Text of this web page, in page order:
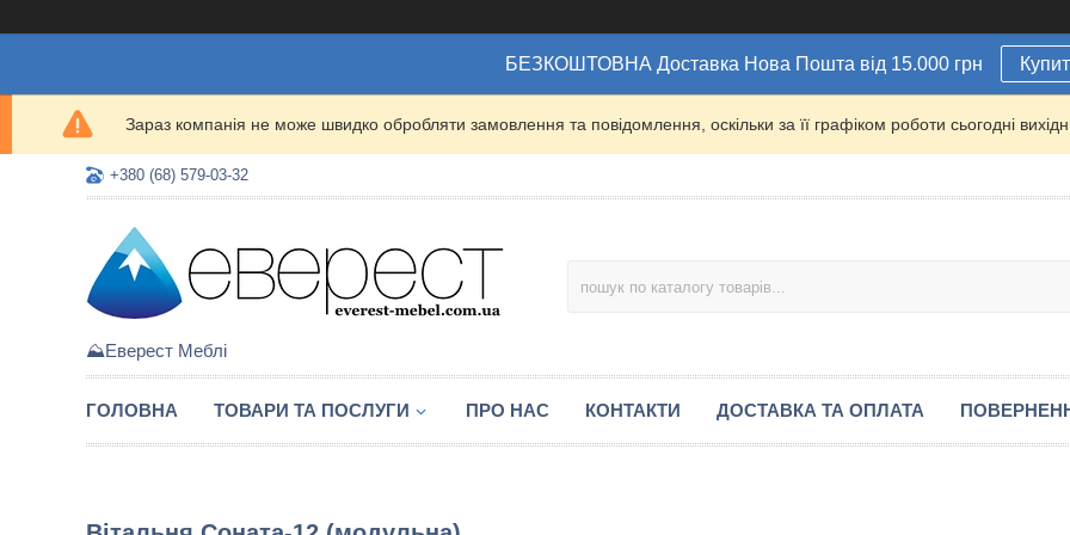
БЕЗКОШТОВНА Доставка Нова Пошта від 15.000 грн
Зараз компанія не може швидко обробляти замовлення та повідомлення, оскільки за її графіком роботи сьогодні
+380 (68) 579-03-32
⛰️Еверест Меблі
ГОЛОВНА ТОВАРИ ТА ПОСЛУГИ ПРО НАС КОНТАКТИ ДОСТАВКА ТА ОПЛАТА